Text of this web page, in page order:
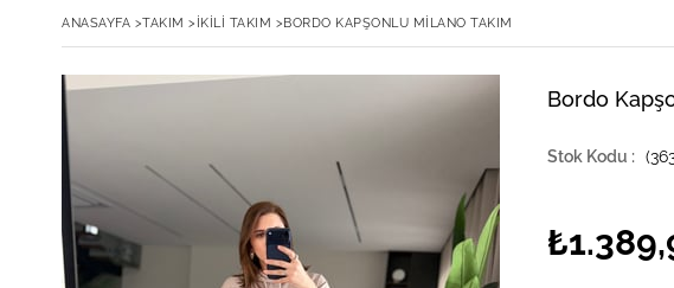
ANASAYFA >TAKIM > İKİLİ TAKIM >BORDO KAPŞONLU MILANO TAKIM
Bordo